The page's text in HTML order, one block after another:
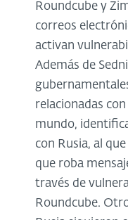
Roundcube y
correos
activan
Además de
relacionadas
mundo,
con Rusia, al
que roba
través de
Roundcube.